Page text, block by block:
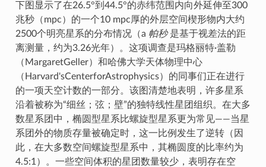
下图显示了在26.5°到44.5°的赤纬范围内向外延伸至300
兆秒（mpc）的一个10 mpc厚的外层空间楔形物内大约
2500个明亮星系的分布情况（a 帕秒是基于视差法的距
离测量，约为3.26光年）。这项调查是玛格丽特·盖勒
（MargaretGeller）和哈佛大学天体物理中心
（Harvard'sCenterforAstrophysics）的同事们正在进行
的一项天空计数的一部分。该图清楚地表明，许多星系
沿着被称为“细丝；弦；壁”的独特线性星团组织。在大多
数星系团中，椭圆型星系比螺旋型星系更为常见——当星
系团外的物质存量被确定时，这一比例发生了逆转（因
此，在大多数空间螺旋型星系中，其椭圆度的比率约为
4.5:1）。一些空间体积的星团数量较少，表明存在空